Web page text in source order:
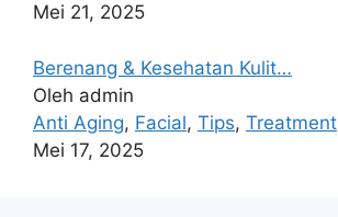
Mei 21, 2025
Berenang & Kesehatan Kulit…
Oleh admin
Anti Aging, Facial, Tips, Treatment
Mei 17, 2025